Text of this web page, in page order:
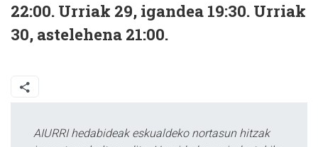
22:00. Urriak 29, igandea 19:30. Urriak
30, astelehena 21:00.
AIURRI hedabideak eskualdeko nortasun hitzak